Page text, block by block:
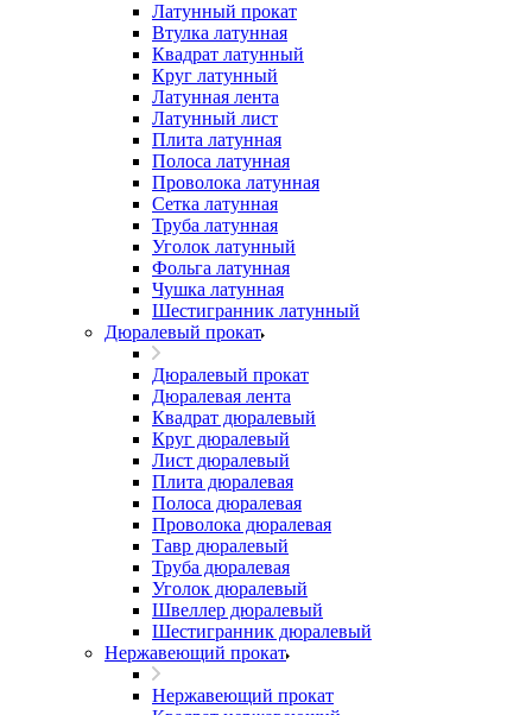
Латунный прокат
Втулка латунная
Квадрат латунный
Круг латунный
Латунная лента
Латунный лист
Плита латунная
Полоса латунная
Проволока латунная
Сетка латунная
Труба латунная
Уголок латунный
Фольга латунная
Чушка латунная
Шестигранник латунный
Дюралевый прокат
Дюралевый прокат
Дюралевая лента
Квадрат дюралевый
Круг дюралевый
Лист дюралевый
Плита дюралевая
Полоса дюралевая
Проволока дюралевая
Тавр дюралевый
Труба дюралевая
Уголок дюралевый
Швеллер дюралевый
Шестигранник дюралевый
Нержавеющий прокат
Нержавеющий прокат